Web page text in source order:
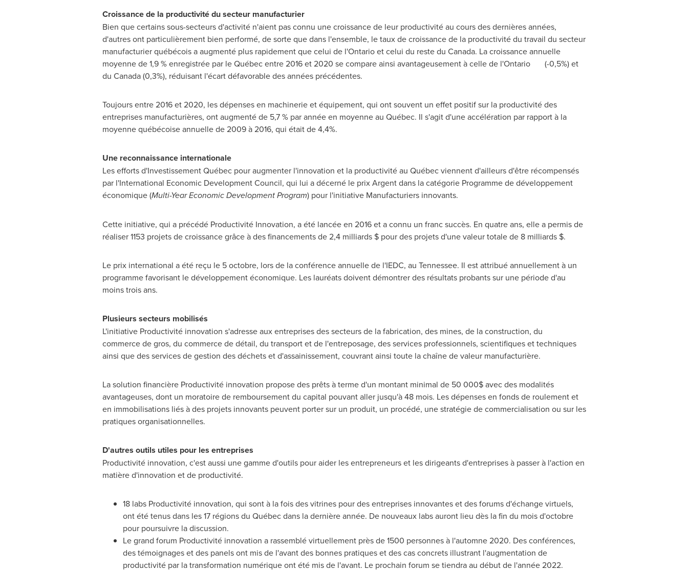
Croissance de la productivité du secteur manufacturier
Bien que certains sous-secteurs d'activité n'aient pas connu une croissance de leur productivité au cours des dernières années,
d'autres ont particulièrement bien performé, de sorte que dans l'ensemble, le taux de croissance de la productivité du travail du secteur
manufacturier québécois a augmenté plus rapidement que celui de l'Ontarioet celui du reste du Canada. La croissance annuelle
moyenne de 1,9 % enregistrée par le Québec entre2016 et2020 se compare ainsi avantageusement à celle de l'Ontario(-0,5%) et
du Canada(0,3%), réduisant l'écart défavorable des années précédentes.
Toujours entre2016 et2020, les dépenses en machinerie et équipement, qui ont souvent un effet positif sur la productivité des
entreprises manufacturières, ont augmenté de 5,7 % par année en moyenne au Québec. Il s'agit d'une accélération par rapport à la
moyenne québécoise annuelle de 2009 à 2016, qui était de 4,4%.
Une reconnaissance internationale
Les efforts d'Investissement Québec pour augmenter l'innovation et la productivité au Québec viennent d'ailleurs d'être récompensés
par l'International Economic Development Council, qui lui a décerné le prix Argent dans la catégorie Programme de développement
économique (Multi-Year Economic Development Program) pour l'initiative Manufacturiers innovants.
Cette initiative, qui a précédé Productivité Innovation, a été lancée en 2016 eta connu un franc succès. En quatre ans, elle a permis de
réaliser 1153 projets de croissance grâce à des financements de 2,4 milliards $ pour des projets d'une valeur totale de 8 milliards $.
Le prix international a été reçu le 5 octobre, lors de la conférence annuelle de l'IEDC, au Tennessee. Il est attribué annuellement à un
programme favorisant le développement économique. Les lauréats doivent démontrer des résultats probants sur une période d'au
moins trois ans.
Plusieurs secteurs mobilisés
L'initiative Productivité innovation s'adresse aux entreprises des secteurs de la fabrication, des mines, de la construction, du
commerce de gros, du commerce de détail, du transport et de l'entreposage, des services professionnels, scientifiques et techniques
ainsi que des services de gestion des déchets et d'assainissement, couvrant ainsi toute la chaîne de valeur manufacturière.
La solution financière Productivité innovation propose des prêts à terme d'un montant minimal de 50 000$ avec des modalités
avantageuses, dont un moratoire de remboursement du capital pouvant aller jusqu'à 48 mois. Les dépenses en fonds de roulement et
en immobilisations liés à des projets innovants peuvent porter sur un produit, un procédé, une stratégie de commercialisation ou sur les
pratiques organisationnelles.
D'autres outils utiles pour les entreprises
Productivité innovation, c'est aussi une gamme d'outils pour aider les entrepreneurs et les dirigeants d'entreprises à passer à l'action en
matière d'innovation et de productivité.
18 labs Productivité innovation, qui sont à la fois des vitrines pour des entreprises innovantes et des forums d'échange virtuels,
ont été tenus dans les 17 régions du Québec dans la dernière année. De nouveaux labs auront lieu dès la fin du mois d'octobre
pour poursuivre la discussion.
Le grand forum Productivité innovation a rassemblé virtuellement près de 1500 personnes à l'automne 2020. Des conférences,
des témoignages et des panels ont mis de l'avant des bonnes pratiques et des cas concrets illustrant l'augmentation de
productivité par la transformation numérique ont été mis de l'avant. Le prochain forum se tiendra au début de l'année 2022.